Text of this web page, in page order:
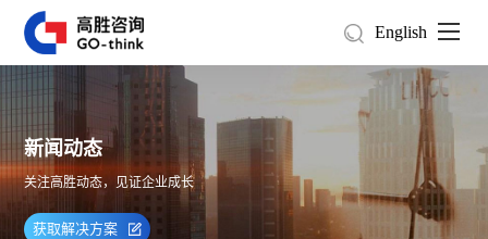
English
新闻动态
关注高胜动态，见证企业成长
获取解决方案